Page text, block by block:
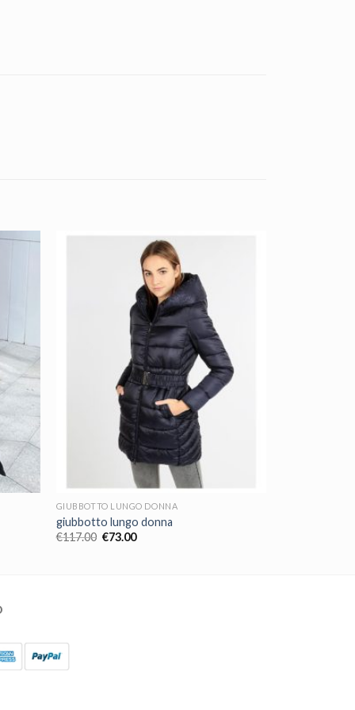
GIUBBOTTO LUNGO DONNA
giubbotto lungo donna
€117.00 €73.00